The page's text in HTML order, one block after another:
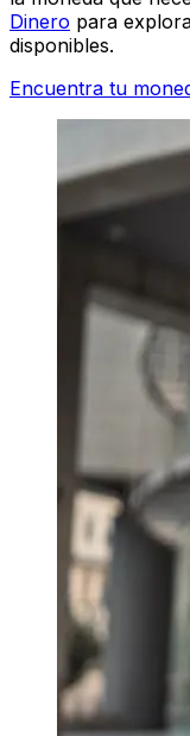
Dinero para
disponibles.
Encuentra tu